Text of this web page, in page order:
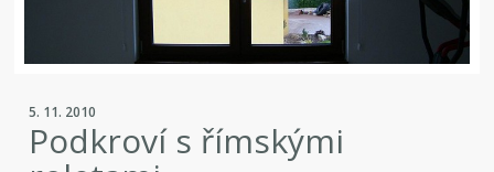
5. 11. 2010
Podkroví s římskými